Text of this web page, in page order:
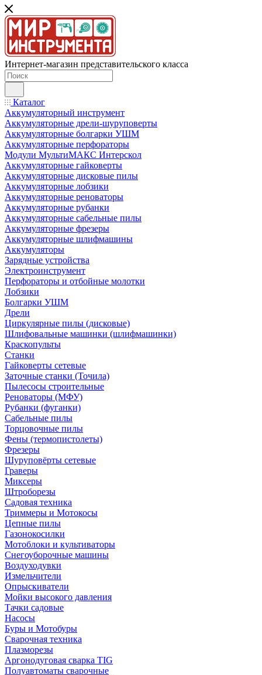
Интернет-магазин представительского класса
Каталог
Аккумуляторный инструмент
Аккумуляторные дрели-шуруповерты
Аккумуляторные болгарки УШМ
Аккумуляторные перфораторы
Модули МультиМАКС Интерскол
Аккумуляторные гайковерты
Аккумуляторные дисковые пилы
Аккумуляторные лобзики
Аккумуляторные реноваторы
Аккумуляторные рубанки
Аккумуляторные сабельные пилы
Аккумуляторные фрезеры
Аккумуляторные шлифмашины
Аккумуляторы
Зарядные устройства
Электроинструмент
Перфораторы и отбойные молотки
Лобзики
Болгарки УШМ
Дрели
Циркулярные пилы (дисковые)
Шлифовальные машинки (шлифмашинки)
Краскопульты
Станки
Гайковерты сетевые
Заточные станки (Точила)
Пылесосы строительные
Реноваторы (МФУ)
Рубанки (фуганки)
Сабельные пилы
Торцовочные пилы
Фены (термопистолеты)
Фрезеры
Шуруповёрты сетевые
Граверы
Миксеры
Штроборезы
Садовая техника
Триммеры и Мотокосы
Цепные пилы
Газонокосилки
Мотоблоки и культиваторы
Снегоуборочные машины
Воздуходувки
Измельчители
Опрыскиватели
Мойки высокого давления
Тачки садовые
Насосы
Буры и Мотобуры
Сварочная техника
Плазморезы
Аргонодуговая сварка TIG
Полуавтоматы сварочные